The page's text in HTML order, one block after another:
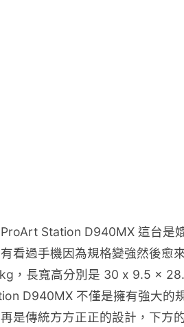
Station D940MX 這台是
看過手機因為規格變強然後愈
，長寬高分別是 30 x 9.5 x
D940MX 不僅是擁有強大的
是傳統方方正正的設計，下方